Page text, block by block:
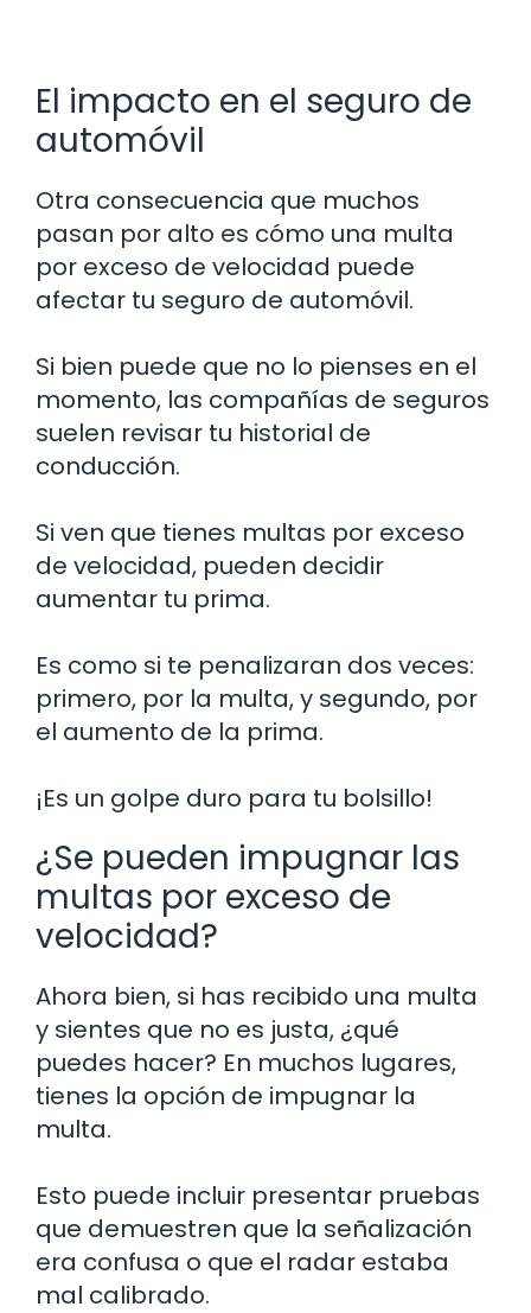
El impacto en el seguro de
automóvil
Otra consecuencia que muchos
pasan por alto es cómo una multa
por exceso de velocidad puede
afectar tu seguro de automóvil.
Si bien puede que no lo pienses en el
momento, las compañías de seguros
suelen revisar tu historial de
conducción.
Si ven que tienes multas por exceso
de velocidad, pueden decidir
aumentar tu prima.
Es como si te penalizaran dos veces:
primero, por la multa, y segundo, por
el aumento de la prima.
¡Es un golpe duro para tu bolsillo!
¿Se pueden impugnar las
multas por exceso de
velocidad?
Ahora bien, si has recibido una multa
y sientes que no es justa, ¿qué
puedes hacer? En muchos lugares,
tienes la opción de impugnar la
multa.
Esto puede incluir presentar pruebas
que demuestren que la señalización
era confusa o que el radar estaba
mal calibrado.